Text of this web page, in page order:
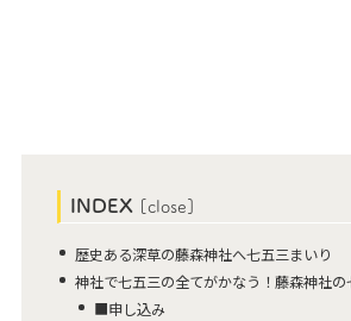
INDEX [ close ]
歴史ある深草の藤森神社へ七五三まいり
神社で七五三の全てがかなう！藤森神社の
■申し込み